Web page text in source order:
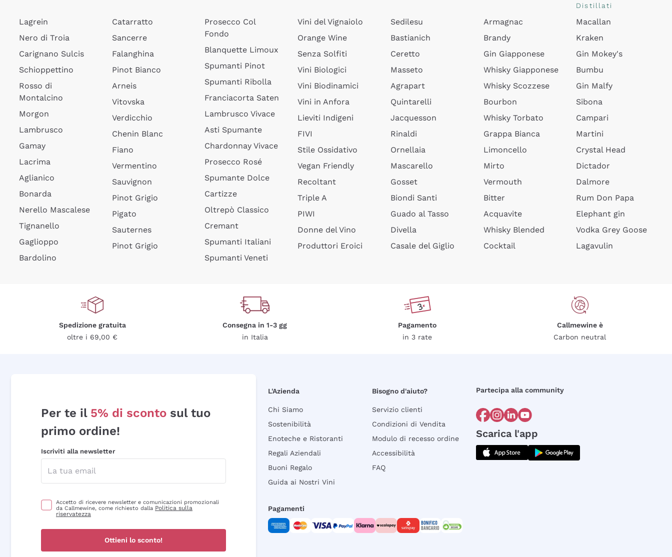
Lagrein
Nero di Troia
Carignano Sulcis
Schioppettino
Rosso di
Montalcino
Morgon
Lambrusco
Gamay
Lacrima
Aglianico
Bonarda
Nerello Mascalese
Tignanello
Gaglioppo
Bardolino
Catarratto
Sancerre
Falanghina
Pinot Bianco
Arneis
Vitovska
Verdicchio
Chenin Blanc
Fiano
Vermentino
Sauvignon
Pinot Grigio
Pigato
Sauternes
Pinot Grigio
Prosecco Col
Fondo
Blanquette Limoux
Spumanti Pinot
Spumanti Ribolla
Franciacorta Saten
Lambrusco Vivace
Asti Spumante
Chardonnay Vivace
Prosecco Rosé
Spumante Dolce
Cartizze
Oltrepò Classico
Cremant
Spumanti Italiani
Spumanti Veneti
Vini del Vignaiolo
Orange Wine
Senza Solfiti
Vini Biologici
Vini Biodinamici
Vini in Anfora
Lieviti Indigeni
FIVI
Stile Ossidativo
Vegan Friendly
Recoltant
Triple A
PIWI
Donne del Vino
Produttori Eroici
Sedilesu
Bastianich
Ceretto
Masseto
Agrapart
Quintarelli
Jacquesson
Rinaldi
Ornellaia
Mascarello
Gosset
Biondi Santi
Guado al Tasso
Divella
Casale del Giglio
Armagnac
Brandy
Gin Giapponese
Whisky Giapponese
Whisky Scozzese
Bourbon
Whisky Torbato
Grappa Bianca
Limoncello
Mirto
Vermouth
Bitter
Acquavite
Whisky Blended
Cocktail
Distillati
Macallan
Kraken
Gin Mokey's
Bumbu
Gin Malfy
Sibona
Campari
Martini
Crystal Head
Dictador
Dalmore
Rum Don Papa
Elephant gin
Vodka Grey Goose
Lagavulin
Spedizione gratuita
oltre i 69,00 €
Consegna in 1-3 gg
in Italia
Pagamento
in 3 rate
Callmewine è
Carbon neutral
Per te il 5% di sconto sul tuo
primo ordine!
Iscriviti alla newsletter
Accetto di ricevere newsletter e comunicazioni promozionali
da Callmewine, come richiesto dalla Politica sulla
riservatezza
Ottieni lo sconto!
L'Azienda
Chi Siamo
Sostenibilità
Enoteche e Ristoranti
Regali Aziendali
Buoni Regalo
Guida ai Nostri Vini
Bisogno d'aiuto?
Servizio clienti
Condizioni di Vendita
Modulo di recesso ordine
Accessibilità
FAQ
Partecipa alla community
Scarica l'app
Pagamenti